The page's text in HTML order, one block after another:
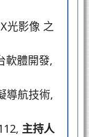
光影像 之
軟體開發,
導航技術,
主持人